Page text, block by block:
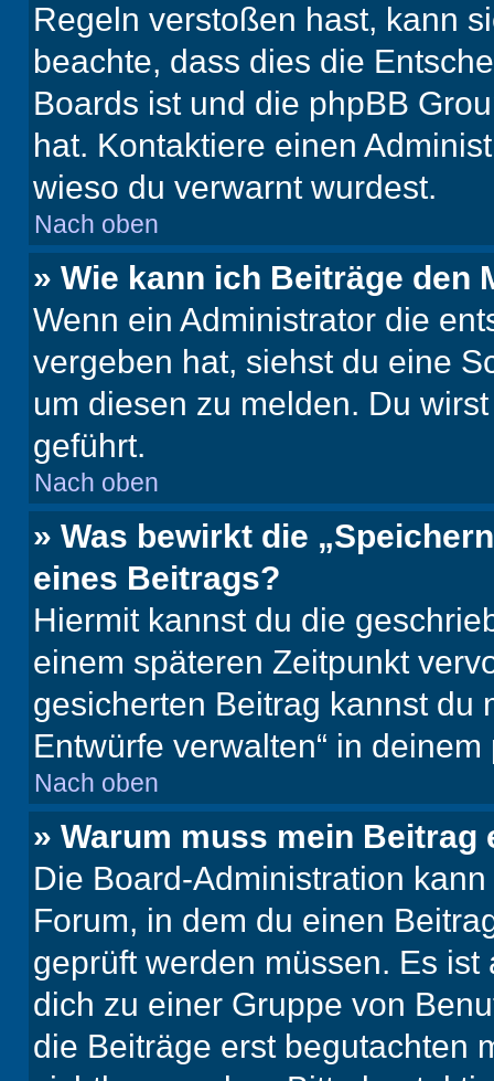
Regeln verstoßen hast, kann
beachte, dass dies die
Boards ist und die phpBB
hat. Kontaktiere einen
wieso du verwarnt wurdest.
Nach oben
» Wie kann ich Beiträge den
Wenn ein Administrator die
vergeben hat, siehst du eine
um diesen zu melden. Du
geführt.
Nach oben
» Was bewirkt die
eines Beitrags?
Hiermit kannst du die
einem späteren Zeitpunkt
gesicherten Beitrag kannst du
Entwürfe verwalten“ in
Nach oben
» Warum muss mein
Die Board-Administration
Forum, in dem du einen
geprüft werden müssen. Es
dich zu einer Gruppe von
die Beiträge erst begutachten